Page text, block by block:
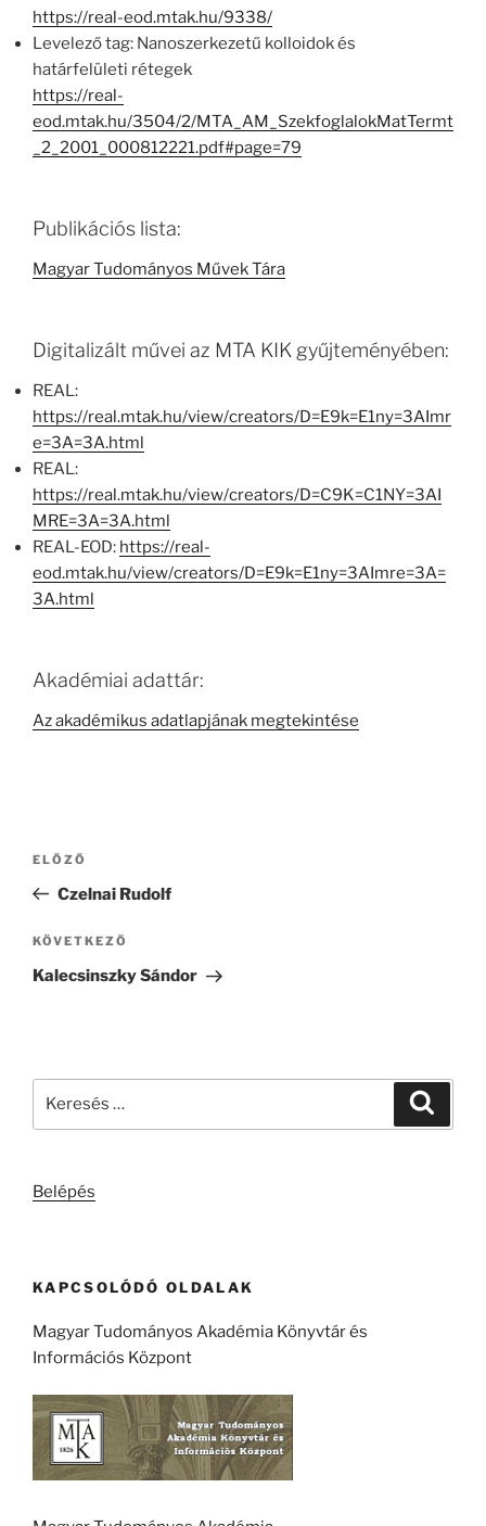
https://real-eod.mtak.hu/9338/
Levelező tag: Nanoszerkezetű kolloidok és
határfelületi rétegek
https://real-
eod.mtak.hu/3504/2/MTA_AM_SzekfoglalokMatTermt
_2_2001_000812221.pdf#page=79
Publikációs lista:
Magyar Tudományos Művek Tára
Digitalizált művei az MTA KIK gyűjteményében:
REAL:
https://real.mtak.hu/view/creators/D=E9k=E1ny=3AImr
e=3A=3A.html
REAL:
https://real.mtak.hu/view/creators/D=C9K=C1NY=3AI
MRE=3A=3A.html
REAL-EOD: https://real-
eod.mtak.hu/view/creators/D=E9k=E1ny=3AImre=3A=
3A.html
Akadémiai adattár:
Az akadémikus adatlapjának megtekintése
Bejegyzés
Korábbi
bejegyzés
ELŐZŐ
Czelnai Rudolf
Következő
bejegyzés
KÖVETKEZŐ
Kalecsinszky Sándor
Belépés
KAPCSOLÓDÓ OLDALAK
Magyar Tudományos Akadémia Könyvtár és
Információs Központ